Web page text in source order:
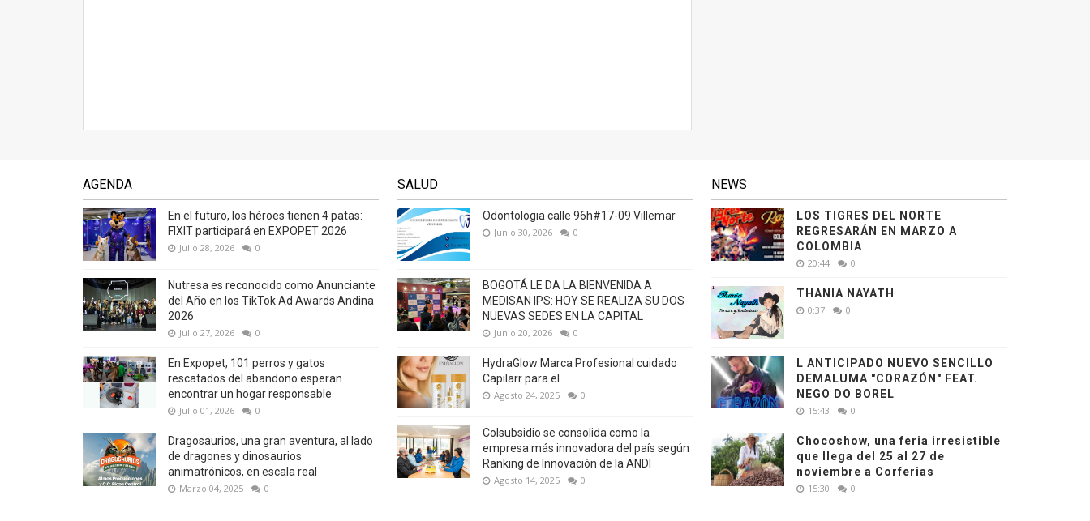
AGENDA
En el futuro, los héroes tienen 4 patas:
FIXIT participará en EXPOPET 2026
Julio 28, 2026 0
Nutresa es reconocido como Anunciante
del Año en los TikTok Ad Awards Andina
2026
Julio 27, 2026 0
En Expopet, 101 perros y gatos
rescatados del abandono esperan
encontrar un hogar responsable
Julio 01, 2026 0
Dragosaurios, una gran aventura, al lado
de dragones y dinosaurios
animatrónicos, en escala real
Marzo 04, 2025 0
SALUD
Odontologia calle 96h#17-09 Villemar
Junio 30, 2026 0
BOGOTÁ LE DA LA BIENVENIDA A
MEDISAN IPS: HOY SE REALIZA SU DOS
NUEVAS SEDES EN LA CAPITAL
Junio 20, 2026 0
HydraGlow Marca Profesional cuidado
Capilarr para el.
Agosto 24, 2025 0
Colsubsidio se consolida como la
empresa más innovadora del país según
Ranking de Innovación de la ANDI
Agosto 14, 2025 0
NEWS
LOS TIGRES DEL NORTE
REGRESARÁN EN MARZO A
COLOMBIA
20:44 0
THANIA NAYATH
0:37 0
L ANTICIPADO NUEVO SENCILLO
DEMALUMA "CORAZÓN" FEAT.
NEGO DO BOREL
15:43 0
Chocoshow, una feria irresistible
que llega del 25 al 27 de
noviembre a Corferias
15:30 0